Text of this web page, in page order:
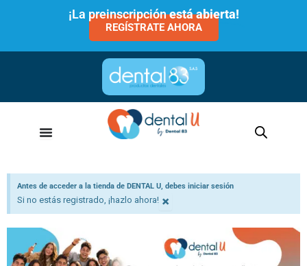
¡La preinscripciónestá abierta!
REGÍSTRATE AHORA
Antes de acceder a la tienda de DENTAL U, debes iniciar sesión
Si no estás registrado, ¡hazlo ahora! ×